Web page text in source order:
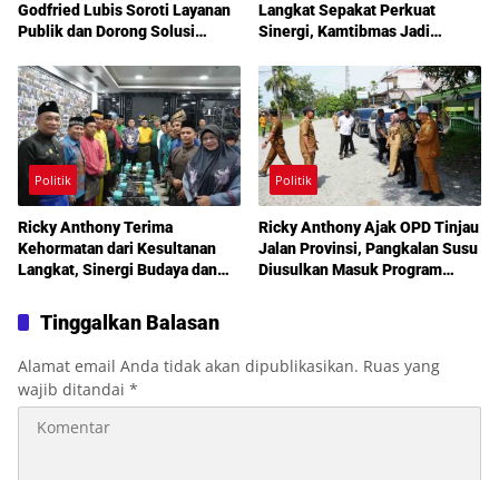
Godfried Lubis Soroti Layanan
Publik dan Dorong Solusi
DPRD Medan
Langkat Sepakat Perkuat
Sinergi, Kamtibmas Jadi
Politik
Ricky Anthony Terima
Kehormatan dari Kesultanan
Langkat, Sinergi Budaya dan
Diperkuat
Politik
Ricky Anthony Ajak OPD Tinjau
Jalan Provinsi, Pangkalan Susu
Diusulkan Masuk Program
Tinggalkan Balasan
Alamat email Anda tidak akan dipublikasikan. Ruas yang
wajib ditandai *